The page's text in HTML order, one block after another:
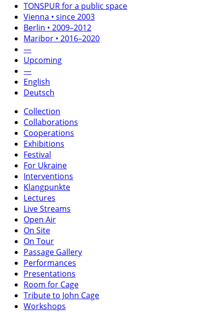
TONSPUR for a public space
Vienna • since 2003
Berlin • 2009–2012
Maribor • 2016–2020
—
Upcoming
—
English
Deutsch
Collection
Collaborations
Cooperations
Exhibitions
Festival
For Ukraine
Interventions
Klangpunkte
Lectures
Live Streams
Open Air
On Site
On Tour
Passage Gallery
Performances
Presentations
Room for Cage
Tribute to John Cage
Workshops